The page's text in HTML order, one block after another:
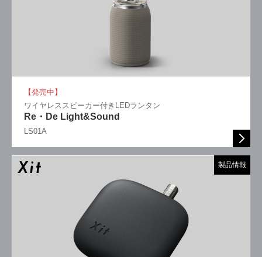
【発売中】
ワイヤレススピーカー付きLEDランタン
Re・De Light&Sound
LS01A
製品情報